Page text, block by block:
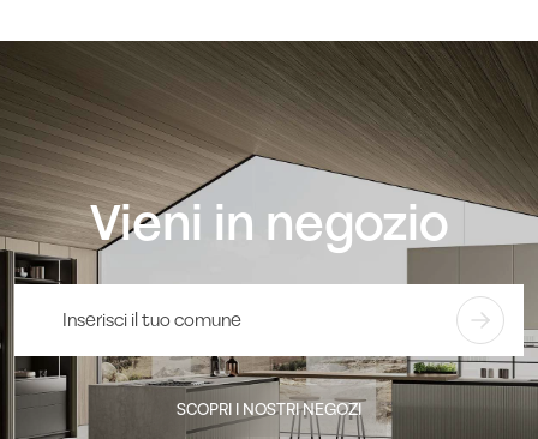
Vieni in negozio
SCOPRI I NOSTRI NEGOZI